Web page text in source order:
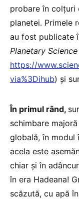
probare în colțuri
planetei. Primele
au fost publicate
Planetary
https://
via%3Dihub) și
În primul rând,
schimbare
globală, în modul
acela este
chiar și în
în era Hadeana!
scăzută, cu apă